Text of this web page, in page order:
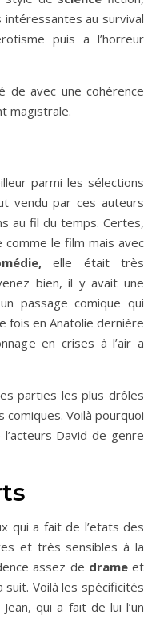
au survival
puis a l’horreur
de avec une cohérence
magistrale.
parmi les sélections
vendu par ces auteurs
au fil du temps. Certes,
le film mais avec
elle était très
bien, il y avait une
passage comique qui
fois en Anatolie dernière
en crises à l’air a
parties les plus drôles
comiques. Voilà pourquoi
David de genre
qui a fait de l’etats des
et très sensibles à la
assez de drameet
Voilà les spécificités
qui a fait de lui l’un